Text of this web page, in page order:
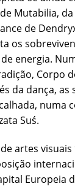
Mutabilia,
de
os
energia.
Corpo
da dança, as
numa
Suś.
artes
Europeia